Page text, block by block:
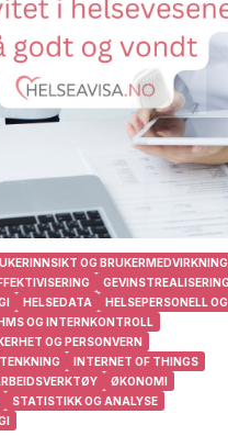
OG BRUKERMEDVIRKNING
HELSEDATA
HELSEPERSONELL
OG INTERNKONTROLL
OG PERSONVERN
INTERNET OF THINGS
ØKONOMI
STATISTIKK OG ANALYSE